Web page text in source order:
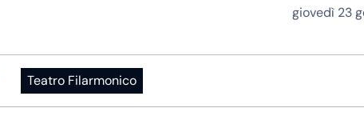
giovedì 23
Teatro Filarmonico